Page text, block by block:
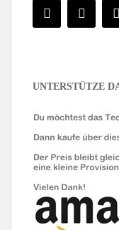
UNTERSTÜTZE